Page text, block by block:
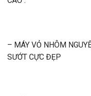
– MÁY VỎ NHÔM
SƯỚT CỰC ĐẸP